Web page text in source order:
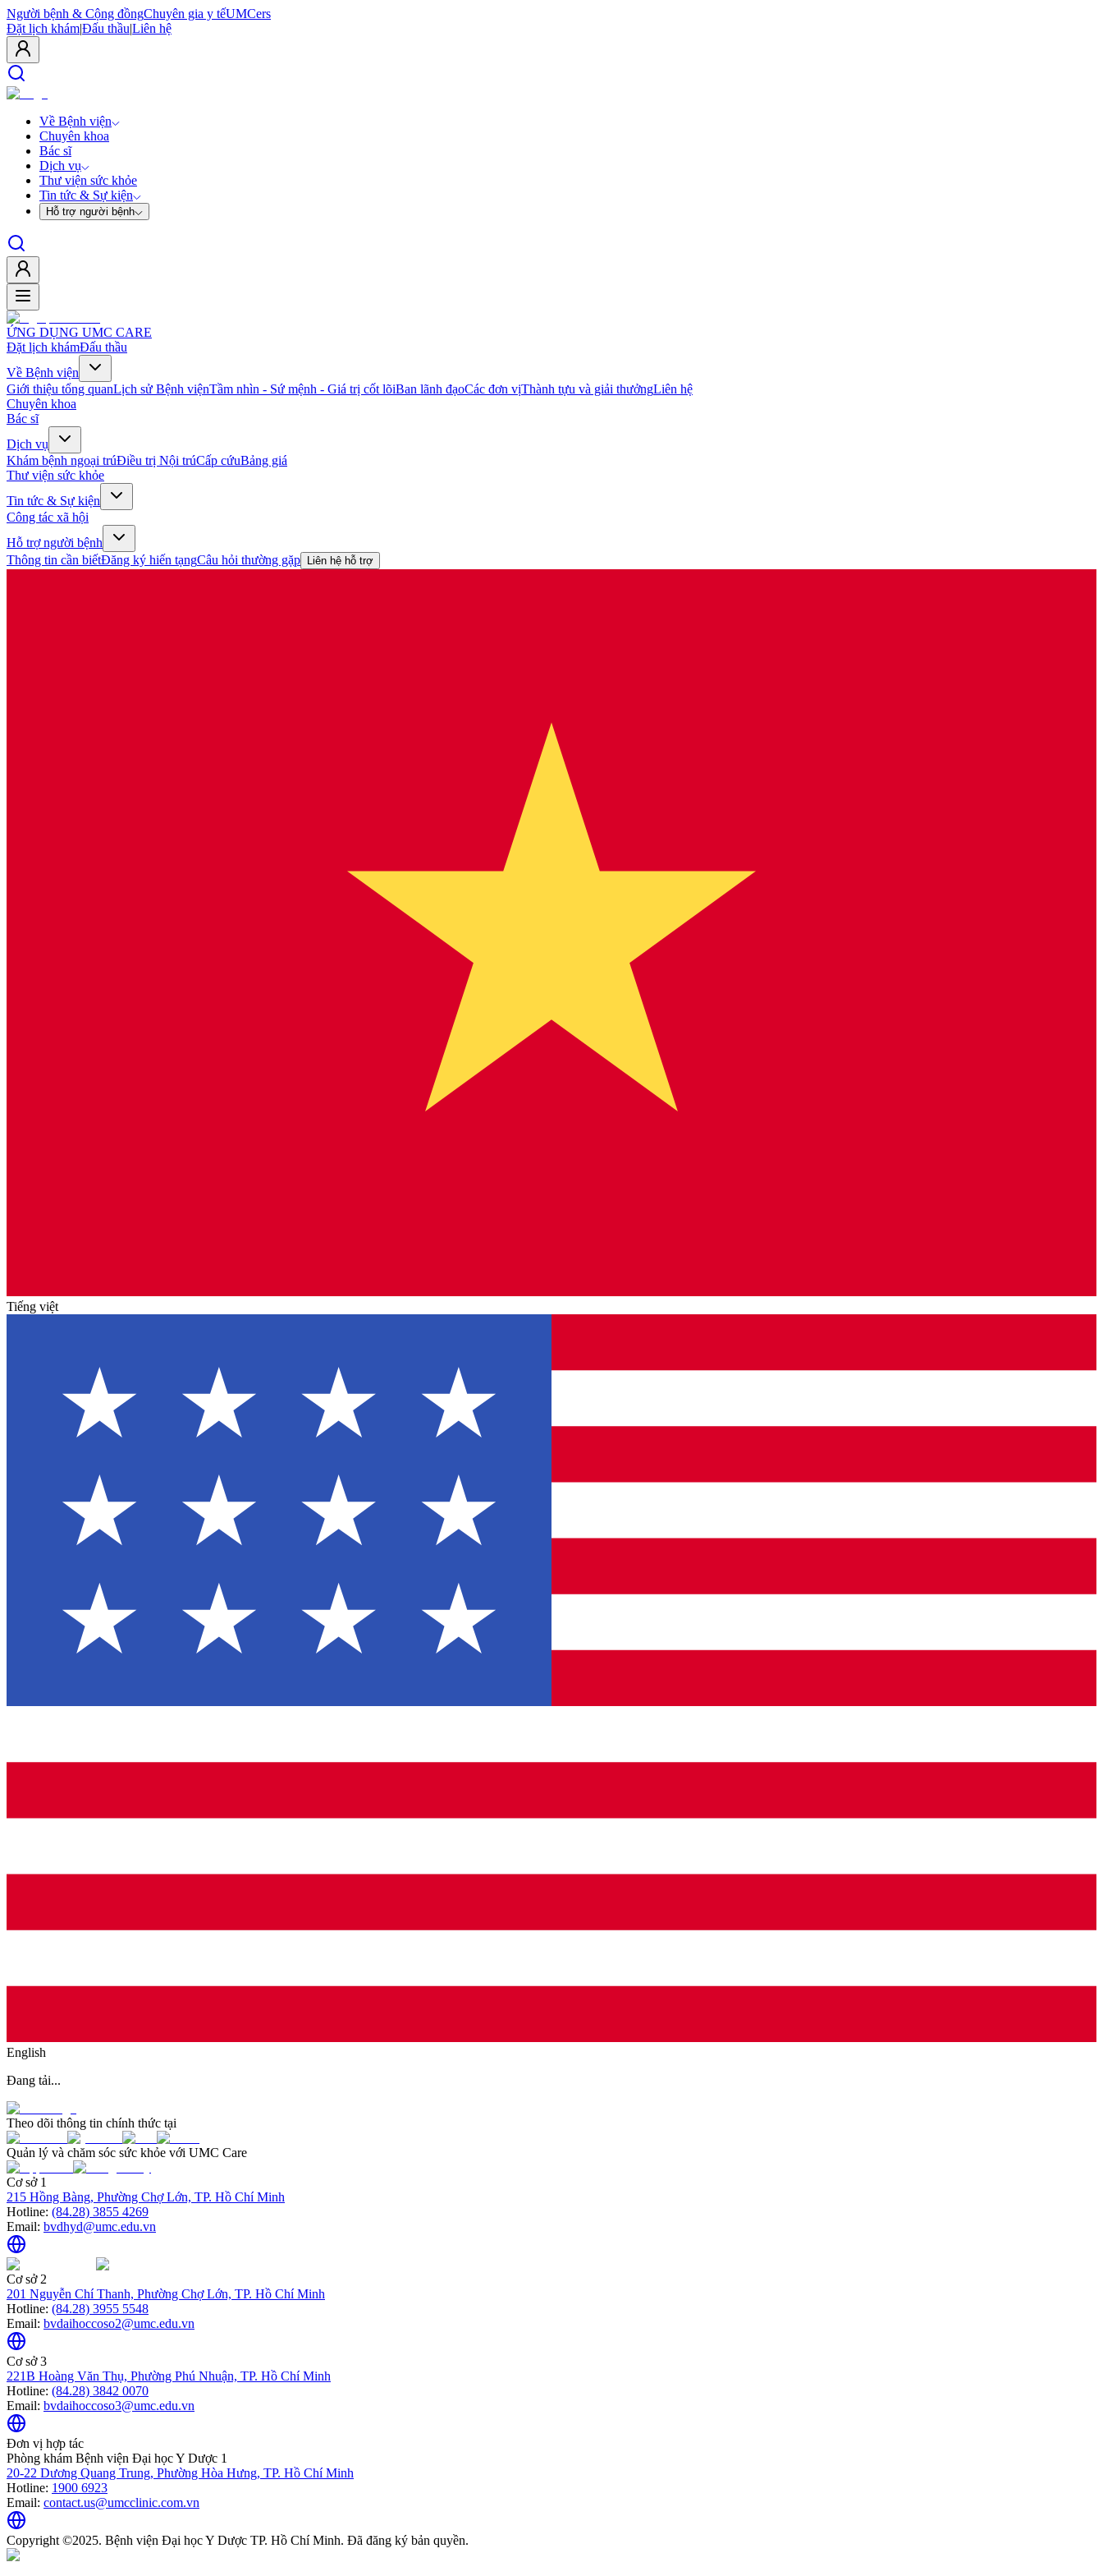
Người bệnh & Cộng đồngChuyên gia y tếUMCers
Đặt lịch khám|Đấu thầu|Liên hệ
Về Bệnh viện
Chuyên khoa
Bác sĩ
Dịch vụ
Thư viện sức khỏe
Tin tức & Sự kiện
Hỗ trợ người bệnh
ỨNG DỤNG UMC CARE
Đặt lịch khámĐấu thầu
Về Bệnh viện
Giới thiệu tổng quanLịch sử Bệnh việnTầm nhìn - Sứ mệnh - Giá trị cốt lõiBan lãnh đạoCác đơn vịThành tựu và giải thưởngLiên hệ
Chuyên khoa
Bác sĩ
Dịch vụ
Khám bệnh ngoại trúĐiều trị Nội trúCấp cứuBảng giá
Thư viện sức khỏe
Tin tức & Sự kiện
Công tác xã hội
Hỗ trợ người bệnh
Thông tin cần biếtĐăng ký hiến tạngCâu hỏi thường gặp Liên hệ hỗ trợ
Tiếng việt
English
Đang tải...
Theo dõi thông tin chính thức tại
Quản lý và chăm sóc sức khỏe với UMC Care
Cơ sở 1
215 Hồng Bàng, Phường Chợ Lớn, TP. Hồ Chí Minh
Hotline: (84.28) 3855 4269
Email: bvdhyd@umc.edu.vn
Cơ sở 2
201 Nguyễn Chí Thanh, Phường Chợ Lớn, TP. Hồ Chí Minh
Hotline: (84.28) 3955 5548
Email: bvdaihoccoso2@umc.edu.vn
Cơ sở 3
221B Hoàng Văn Thụ, Phường Phú Nhuận, TP. Hồ Chí Minh
Hotline: (84.28) 3842 0070
Email: bvdaihoccoso3@umc.edu.vn
Đơn vị hợp tác
Phòng khám Bệnh viện Đại học Y Dược 1
20-22 Dương Quang Trung, Phường Hòa Hưng, TP. Hồ Chí Minh
Hotline: 1900 6923
Email: contact.us@umcclinic.com.vn
Copyright ©2025. Bệnh viện Đại học Y Dược TP. Hồ Chí Minh. Đã đăng ký bản quyền.